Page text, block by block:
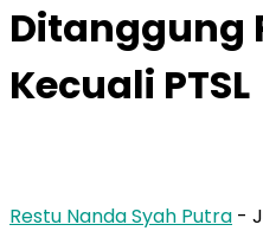
Ditanggung
Kecuali PTSL
Restu Nanda Syah Putra -